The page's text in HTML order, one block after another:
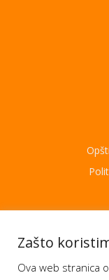
Zašto
Ova web stranica